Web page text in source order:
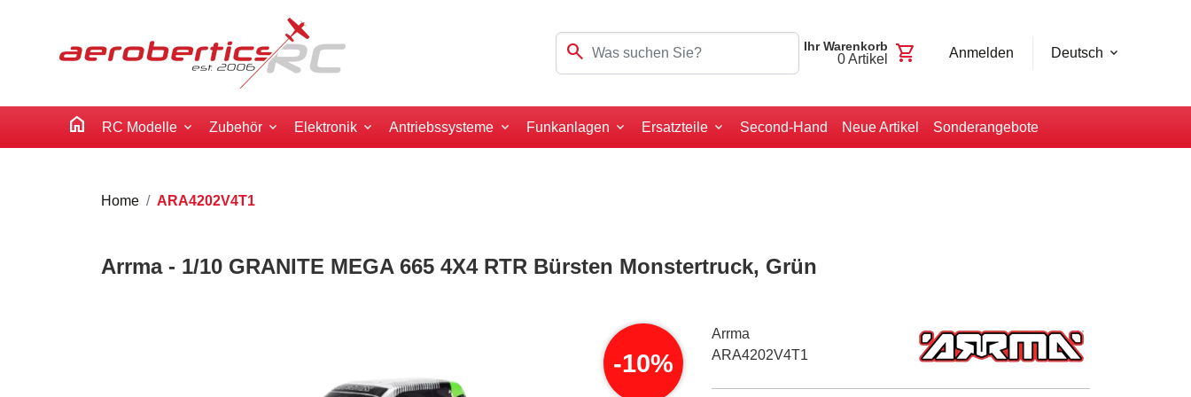
search Ihr Warenkorb
0Artikel shopping_cart Anmelden Deutsch
home RC Modelle Zubehör Elektronik Antriebssysteme Funkanlagen Ersatzteile Second-Hand Neue Artikel Sonderangebote
Home ARA4202V4T1
Arrma - 1/10 GRANITE MEGA 665 4X4 RTR Bürsten Monstertruck, Grün
-10%
Arrma
ARA4202V4T1